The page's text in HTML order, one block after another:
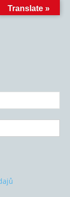
Translate »